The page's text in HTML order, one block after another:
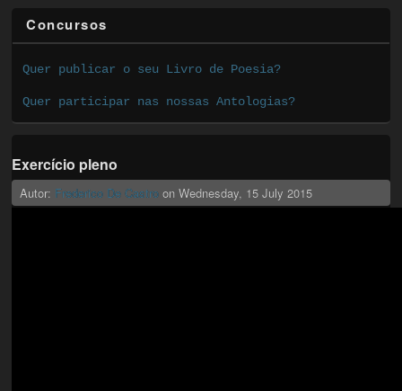
Concursos
Quer publicar o seu Livro de Poesia?
Quer participar nas nossas Antologias?
Exercício pleno
Autor: Frederico De Castro onWednesday, 15 July 2015